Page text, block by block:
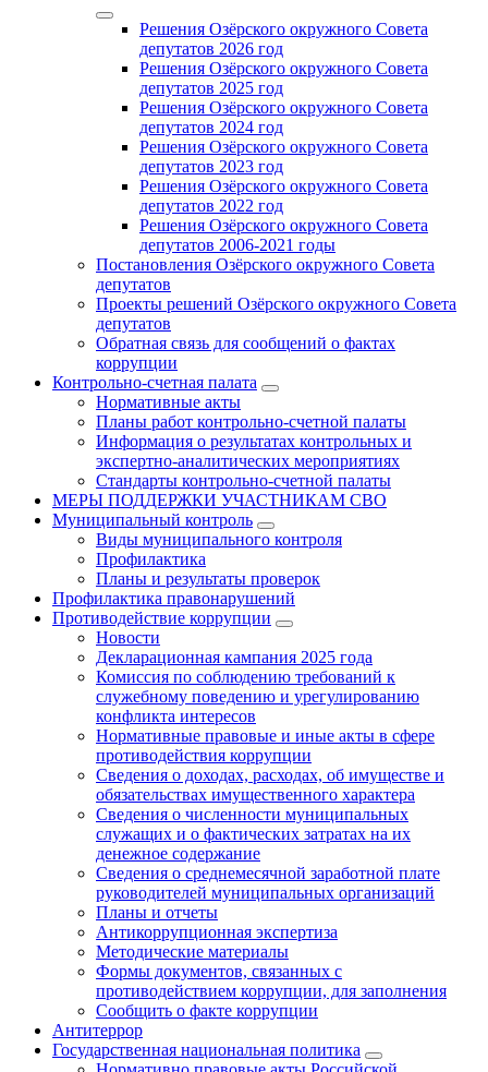
Решения Озёрского окружного Совета
депутатов 2026 год
Решения Озёрского окружного Совета
депутатов 2025 год
Решения Озёрского окружного Совета
депутатов 2024 год
Решения Озёрского окружного Совета
депутатов 2023 год
Решения Озёрского окружного Совета
депутатов 2022 год
Решения Озёрского окружного Совета
депутатов 2006-2021 годы
Постановления Озёрского окружного Совета
депутатов
Проекты решений Озёрского окружного Совета
депутатов
Обратная связь для сообщений о фактах
коррупции
Контрольно-счетная палата
Нормативные акты
Планы работ контрольно-счетной палаты
Информация о результатах контрольных и
экспертно-аналитических мероприятиях
Стандарты контрольно-счетной палаты
МЕРЫ ПОДДЕРЖКИ УЧАСТНИКАМ СВО
Муниципальный контроль
Виды муниципального контроля
Профилактика
Планы и результаты проверок
Профилактика правонарушений
Противодействие коррупции
Новости
Декларационная кампания 2025 года
Комиссия по соблюдению требований к
служебному поведению и урегулированию
конфликта интересов
Нормативные правовые и иные акты в сфере
противодействия коррупции
Сведения о доходах, расходах, об имуществе и
обязательствах имущественного характера
Сведения о численности муниципальных
служащих и о фактических затратах на их
денежное содержание
Сведения о среднемесячной заработной плате
руководителей муниципальных организаций
Планы и отчеты
Антикоррупционная экспертиза
Методические материалы
Формы документов, связанных с
противодействием коррупции, для заполнения
Сообщить о факте коррупции
Антитеррор
Государственная национальная политика